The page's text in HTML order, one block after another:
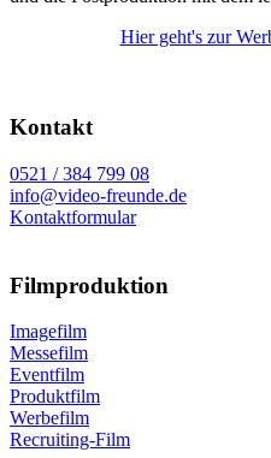
Hier geht's zur
Kontakt
0521 / 384 799 08
info@video-freunde.de
Kontaktformular
Filmproduktion
Imagefilm
Messefilm
Eventfilm
Produktfilm
Werbefilm
Recruiting-Film